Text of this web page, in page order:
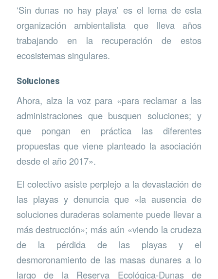
‘Sin dunas no hay playa’ es el lema de esta
organización ambientalista que lleva años
trabajando en la recuperación de estos
ecosistemas singulares.
Soluciones
Ahora, alza la voz para «para reclamar a las
administraciones que busquen soluciones; y
que pongan en práctica las diferentes
propuestas que viene planteado la asociación
desde el año 2017».
El colectivo asiste perplejo a la devastación de
las playas y denuncia que «la ausencia de
soluciones duraderas solamente puede llevar a
más destrucción»; más aún «viendo la crudeza
de la pérdida de las playas y el
desmoronamiento de las masas dunares a lo
largo de la Reserva Ecológica-Dunas de